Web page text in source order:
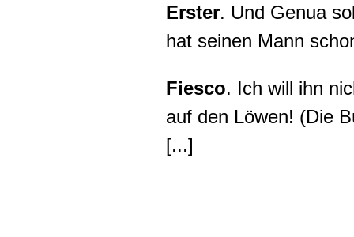
Erster. Und Genua
hat seinen Mann
Fiesco. Ich will ihn
auf den Löwen! (Die
[...]